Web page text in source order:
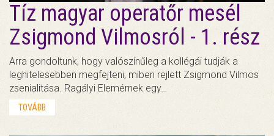
Tíz magyar operatőr mesél
Zsigmond Vilmosról - 1. rész
Arra gondoltunk, hogy valószínűleg a kollégái tudják a
leghitelesebben megfejteni, miben rejlett Zsigmond Vilmos
zsenialitása. Ragályi Elemérnek egy…
TOVÁBB